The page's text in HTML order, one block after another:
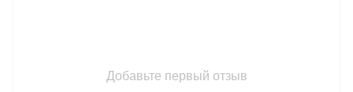
Добавьте первый отзыв